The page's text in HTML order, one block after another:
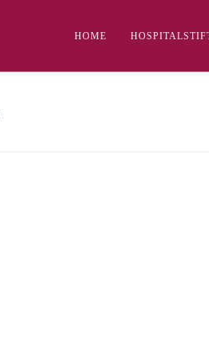
HOME